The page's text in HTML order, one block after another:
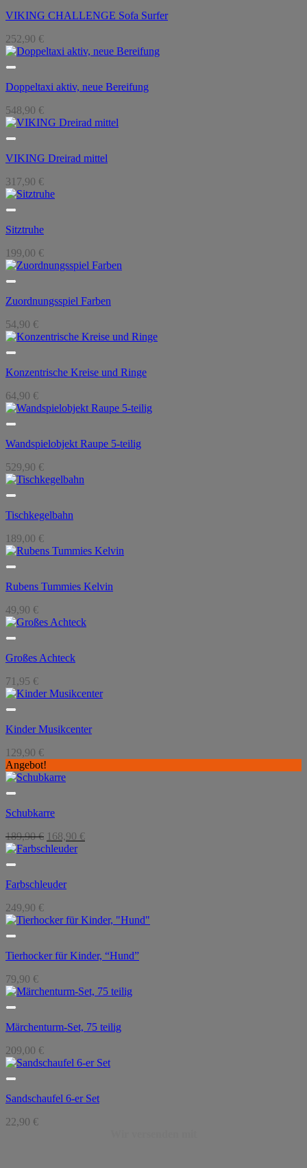
VIKING CHALLENGE Sofa Surfer
252,90 €
Doppeltaxi aktiv, neue Bereifung
548,90 €
VIKING Dreirad mittel
317,90 €
Sitztruhe
199,00 €
Zuordnungsspiel Farben
54,90 €
Konzentrische Kreise und Ringe
64,90 €
Wandspielobjekt Raupe 5-teilig
529,90 €
Tischkegelbahn
189,00 €
Rubens Tummies Kelvin
49,90 €
Großes Achteck
71,95 €
Kinder Musikcenter
129,90 €
Angebot!
Schubkarre
189,90€ Ursprünglicher
Preis
168,90 €Aktueller
Farbschleuder
249,90 €
Tierhocker für Kinder, “Hund”
79,90 €
Märchenturm-Set, 75 teilig
209,00 €
Sandschaufel 6-er Set
22,90 €